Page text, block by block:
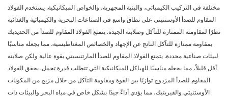
مختلفة في التركيب الكيميائي، والبنية المجهرية، والخواص الميكانيكية. يستخدم الفولاذ
المقاوم للصدأ الأوستنيتي على نطاق واسع في الصناعات البحرية والكيميائية والغذائية
نظرًا لمقاومته الممتازة للتآكل وصلابته الجيدة. يتمتع الفولاذ المقاوم للصدأ من الحديديك
بمقاومة ممتازة للتآكل الناتج عن الإجهاد والخصائص المغناطيسية، مما يجعله مناسبًا
لبيئات صناعية محددة. يتمتع الفولاذ المقاوم للصدأ المارتنسيتي بقوة عالية ولكن صلابته
أقل قليلاً، مما يجعله مناسبًا للهياكل الميكانيكية التي تتطلب قدرة تحمل. يحقق الفولاذ
المقاوم للصدأ المزدوج توازنًا بين القوة ومقاومة التآكل من خلال مزيج من المكونات
الأوستنيتي والفيريتيك، مما يؤدي أداءً جيدًا بشكل خاص في مياه البحر والبيئات ذات